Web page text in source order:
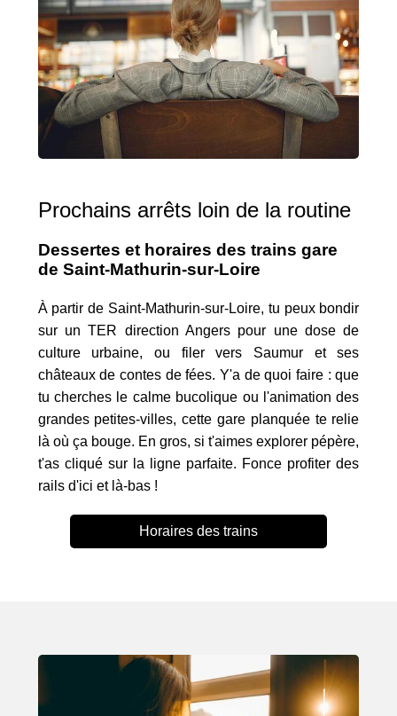
Prochains arrêts loin de la routine
Dessertes et horaires des trains gare
de Saint-Mathurin-sur-Loire
À partir de Saint-Mathurin-sur-Loire, tu peux bondir
sur un TER direction Angers pour une dose de
culture urbaine, ou filer vers Saumur et ses
châteaux de contes de fées. Y'a de quoi faire : que
tu cherches le calme bucolique ou l'animation des
grandes petites-villes, cette gare planquée te relie
là où ça bouge. En gros, si t'aimes explorer pépère,
t'as cliqué sur la ligne parfaite. Fonce profiter des
rails d'ici et là-bas !
Horaires des trains